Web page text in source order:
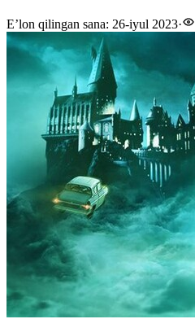
E’lon qilingan sana: 26-iyul 2023·